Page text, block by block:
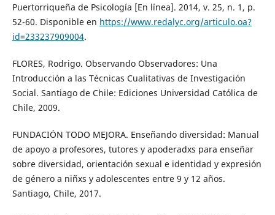
Puertorriqueña de Psicología [En línea]. 2014, v. 25, n. 1, p.
52-60. Disponible en https://www.redalyc.org/articulo.oa?
id=233237909004.
FLORES, Rodrigo. Observando Observadores: Una
Introducción a las Técnicas Cualitativas de Investigación
Social. Santiago de Chile: Ediciones Universidad Católica de
Chile, 2009.
FUNDACIÓN TODO MEJORA. Enseñando diversidad: Manual
de apoyo a profesores, tutores y apoderadxs para enseñar
sobre diversidad, orientación sexual e identidad y expresión
de género a niñxs y adolescentes entre 9 y 12 años.
Santiago, Chile, 2017.